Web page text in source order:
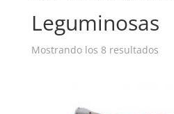
Leguminosas
Mostrando los 8 resultados